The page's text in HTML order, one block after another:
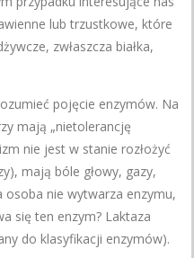
lub trzustkowe, które
zwłaszcza białka,
pojęcie enzymów. Na
mają „nietolerancję
nie jest w stanie rozłożyć
mają bóle głowy, gazy,
osoba nie wytwarza enzymu,
się ten enzym? Laktaza
do klasyfikacji enzymów).